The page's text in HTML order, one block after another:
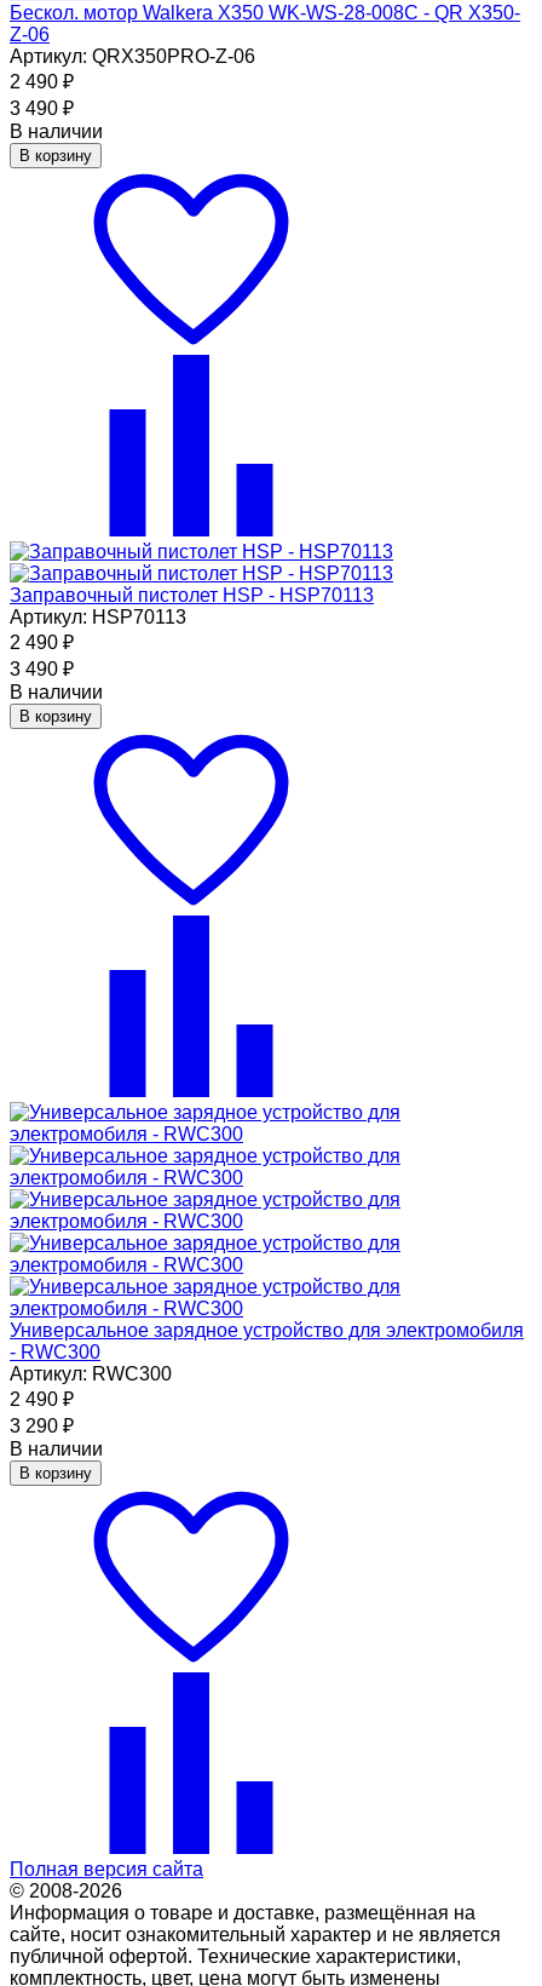
Бескол. мотор Walkera X350 WK-WS-28-008C - QR X350-
Z-06
Артикул: QRX350PRO-Z-06
2 490 ₽
3 490 ₽
В наличии
В корзину
Заправочный пистолет HSP - HSP70113
Артикул: HSP70113
2 490 ₽
3 490 ₽
В наличии
В корзину
Универсальное зарядное устройство для электромобиля
- RWC300
Артикул: RWC300
2 490 ₽
3 290 ₽
В наличии
В корзину
Полная версия сайта
© 2008-2026
Информация о товаре и доставке, размещённая на
сайте, носит ознакомительный характер и не является
публичной офертой. Технические характеристики,
комплектность, цвет, цена могут быть изменены